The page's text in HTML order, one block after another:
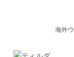
海外